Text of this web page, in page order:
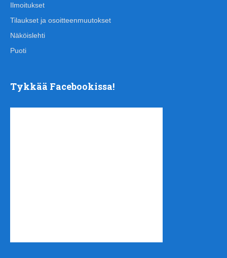
Ilmoitukset
Tilaukset ja osoitteenmuutokset
Näköislehti
Puoti
Tykkää Facebookissa!